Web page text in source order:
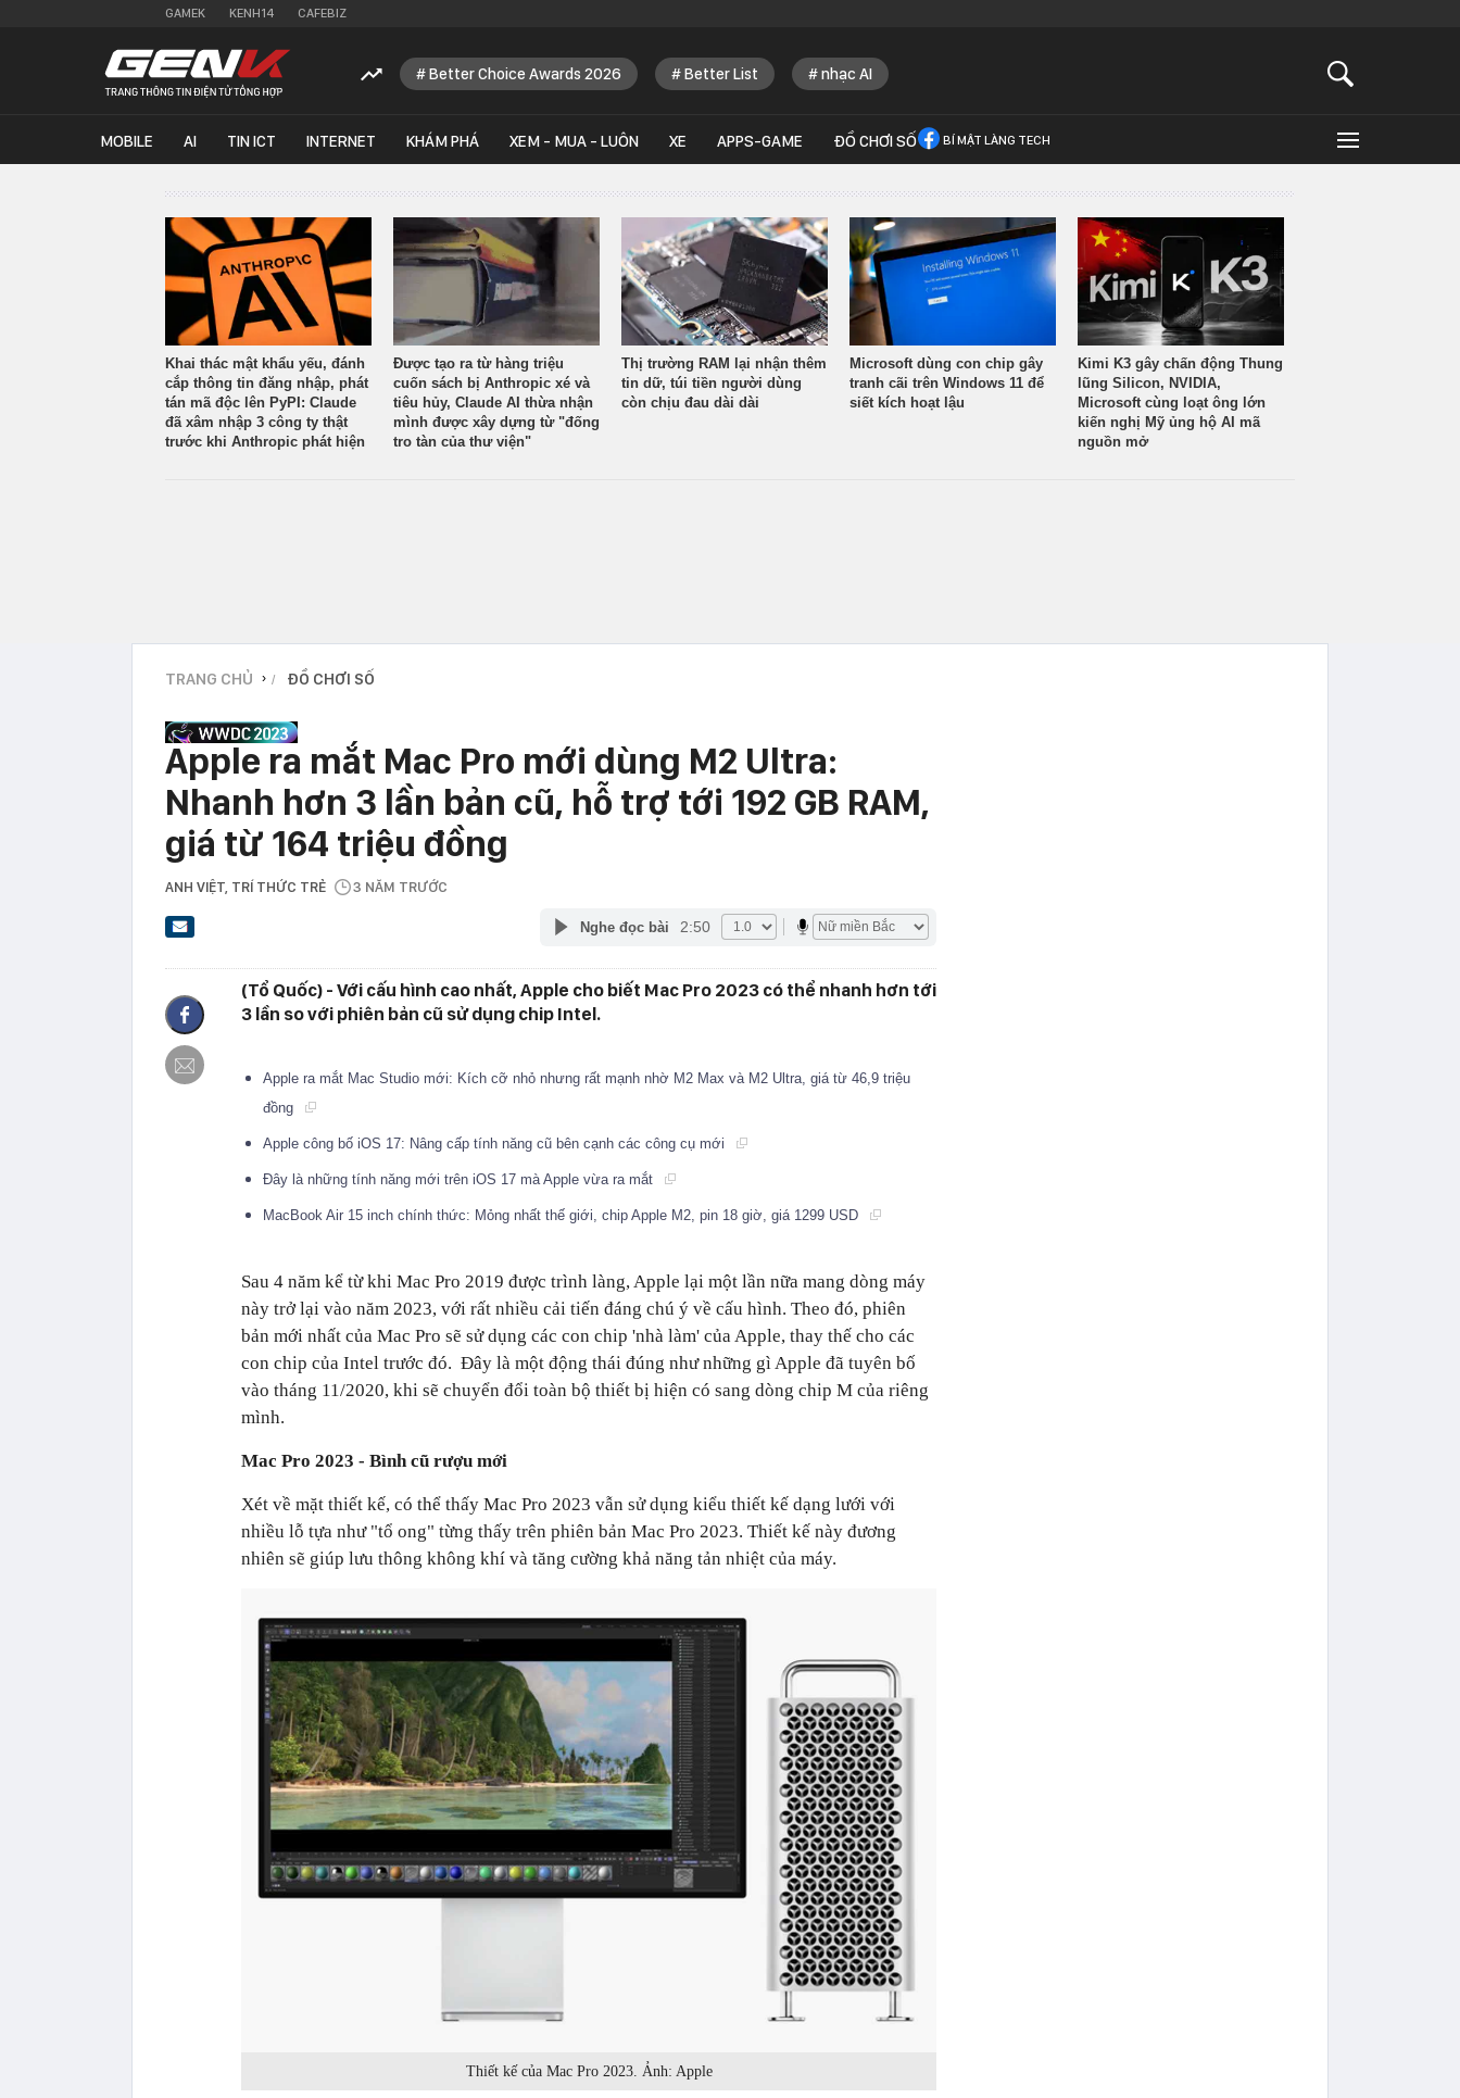
GAMEK KENH14 CAFEBIZ
Better Choice Awards 2026 Better List nhạc AI
MOBILE AI TIN ICT INTERNET KHÁM PHÁ XEM - MUA - LUÔN XE APPS-GAME ĐỒ CHƠI SỐ BÍ MẬT LÀNG TECH
Khai thác mật khẩu yếu, đánh
cắp thông tin đăng nhập, phát
tán mã độc lên PyPI: Claude
đã xâm nhập 3 công ty thật
trước khi Anthropic phát hiện
Được tạo ra từ hàng triệu
cuốn sách bị Anthropic xé và
tiêu hủy, Claude AI thừa nhận
mình được xây dựng từ "đống
tro tàn của thư viện"
Thị trường RAM lại nhận thêm
tin dữ, túi tiền người dùng
còn chịu đau dài dài
Microsoft dùng con chip gây
tranh cãi trên Windows 11 để
siết kích hoạt lậu
Kimi K3 gây chấn động Thung
lũng Silicon, NVIDIA,
Microsoft cùng loạt ông lớn
kiến nghị Mỹ ủng hộ AI mã
nguồn mở
TRANG CHỦ › ĐỒ CHƠI SỐ
Apple ra mắt Mac Pro mới dùng M2 Ultra:
Nhanh hơn 3 lần bản cũ, hỗ trợ tới 192 GB RAM,
giá từ 164 triệu đồng
ANH VIỆT , TRÍ THỨC TRẺ 3 NĂM TRƯỚC
Nghe đọc bài 2:50
(Tổ Quốc) - Với cấu hình cao nhất, Apple cho biết Mac Pro 2023 có thể nhanh hơn tới
3 lần so với phiên bản cũ sử dụng chip Intel.
Apple ra mắt Mac Studio mới: Kích cỡ nhỏ nhưng rất mạnh nhờ M2 Max và M2 Ultra, giá từ 46,9 triệu
đồng
Apple công bố iOS 17: Nâng cấp tính năng cũ bên cạnh các công cụ mới
Đây là những tính năng mới trên iOS 17 mà Apple vừa ra mắt
MacBook Air 15 inch chính thức: Mỏng nhất thế giới, chip Apple M2, pin 18 giờ, giá 1299 USD
Sau 4 năm kể từ khi Mac Pro 2019 được trình làng, Apple lại một lần nữa mang dòng máy
này trở lại vào năm 2023, với rất nhiều cải tiến đáng chú ý về cấu hình. Theo đó, phiên
bản mới nhất của Mac Pro sẽ sử dụng các con chip 'nhà làm' của Apple, thay thế cho các
con chip của Intel trước đó. Đây là một động thái đúng như những gì Apple đã tuyên bố
vào tháng 11/2020, khi sẽ chuyển đổi toàn bộ thiết bị hiện có sang dòng chip M của riêng
mình.
Mac Pro 2023 - Bình cũ rượu mới
Xét về mặt thiết kế, có thể thấy Mac Pro 2023 vẫn sử dụng kiểu thiết kế dạng lưới với
nhiều lỗ tựa như "tổ ong" từng thấy trên phiên bản Mac Pro 2023. Thiết kế này đương
nhiên sẽ giúp lưu thông không khí và tăng cường khả năng tản nhiệt của máy.
Thiết kế của Mac Pro 2023. Ảnh: Apple